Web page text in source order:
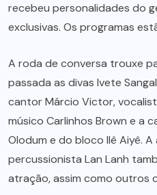
recebeu personalidades do
exclusivas. Os programas
A roda de conversa trouxe
passada as divas Ivete
cantor Márcio Victor,
músico Carlinhos Brown e a
Olodum e do bloco Ilê Aiyê.
percussionista Lan Lanh
atração, assim como outros